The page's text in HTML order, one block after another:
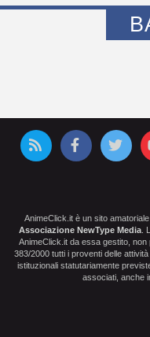
AnimeClick.it è un sito
Associazione NewType Media .
AnimeClick.it da essa gestito,
383/2000 tutti i proventi delle
istituzionali statutariamente
associati, anche